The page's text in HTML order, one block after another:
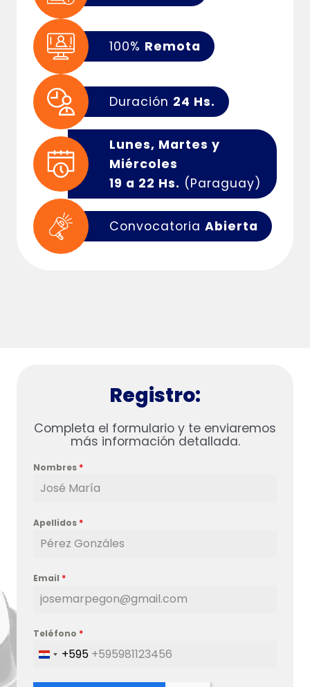
100% Remota
Duración 24 Hs.
Lunes, Martes y
Miércoles
19 a 22 Hs. (Paraguay)
Convocatoria Abierta
Registro:
Completa el formulario y te enviaremos
más información detallada.
Nombres *
Apellidos *
Email *
Teléfono *
Paraguay
+595
+595